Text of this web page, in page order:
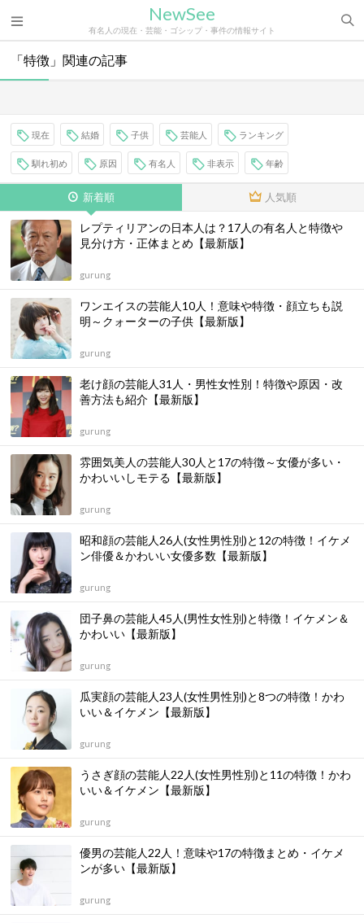
NewSee
有名人の現在・芸能・ゴシップ・事件の情報サイト
「特徴」関連の記事
現在 結婚 子供 芸能人 ランキング
馴れ初め 原因 有名人 非表示 年齢
新着順 人気順
レプティリアンの日本人は？17人の有名人と特徴や
見分け方・正体まとめ【最新版】
gurung
ワンエイスの芸能人10人！意味や特徴・顔立ちも説
明～クォーターの子供【最新版】
gurung
老け顔の芸能人31人・男性女性別！特徴や原因・改
善方法も紹介【最新版】
gurung
雰囲気美人の芸能人30人と17の特徴～女優が多い・
かわいいしモテる【最新版】
gurung
昭和顔の芸能人26人(女性男性別)と12の特徴！イケメ
ン俳優＆かわいい女優多数【最新版】
gurung
団子鼻の芸能人45人(男性女性別)と特徴！イケメン＆
かわいい【最新版】
gurung
瓜実顔の芸能人23人(女性男性別)と8つの特徴！かわ
いい＆イケメン【最新版】
gurung
うさぎ顔の芸能人22人(女性男性別)と11の特徴！かわ
いい＆イケメン【最新版】
gurung
優男の芸能人22人！意味や17の特徴まとめ・イケメ
ンが多い【最新版】
gurung